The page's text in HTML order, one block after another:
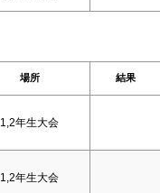
場所 結果
1,2年生大会
1,2年生大会